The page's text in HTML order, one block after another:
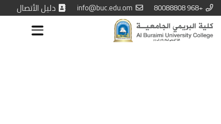
+968 80088808
info@buc.edu.om دليل الأتصال